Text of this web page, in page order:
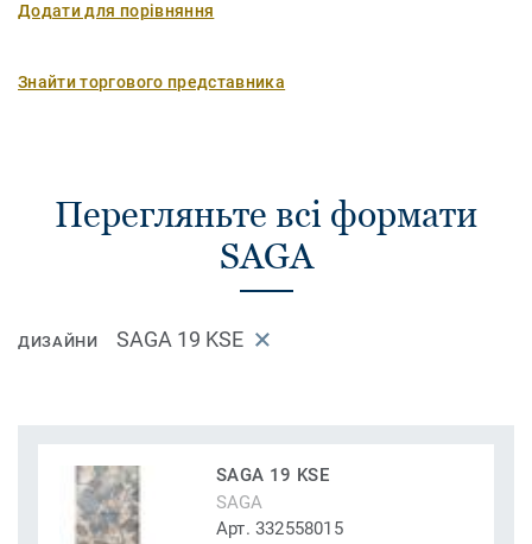
Додати для порівняння
Знайти торгового представника
Перегляньте всі формати
SAGA
ДИЗАЙНИ SAGA 19 KSE
SAGA 19 KSE
SAGA
Арт. 332558015